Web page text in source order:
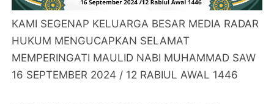
KAMI SEGENAP KELUARGA BESAR MEDIA RADAR
HUKUM MENGUCAPKAN SELAMAT
MEMPERINGATI MAULID NABI MUHAMMAD SAW
16 SEPTEMBER 2024 / 12 RABIUL AWAL 1446